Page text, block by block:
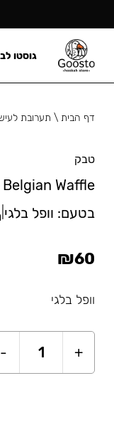
דף הבית\ תערובת
טבק
Waffle
בטעם: וופל בלגי
₪60
וופל בלגי
+
1
-
גוסטו